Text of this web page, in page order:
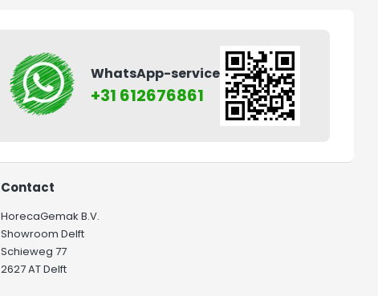
WhatsApp-service
+31 612676861
Contact
HorecaGemak B.V.
Showroom Delft
Schieweg 77
2627 AT Delft